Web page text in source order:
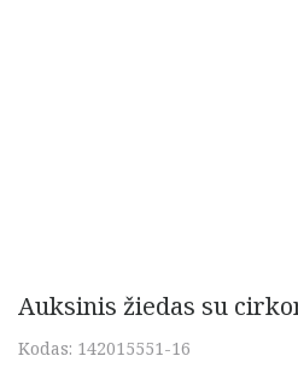
Auksinis žiedas su
Kodas: 142015551-16